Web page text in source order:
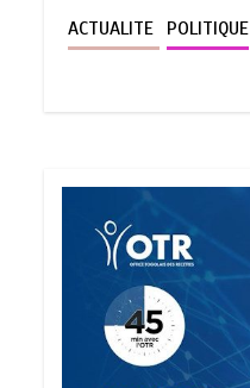
ACTUALITE POLITIQUE